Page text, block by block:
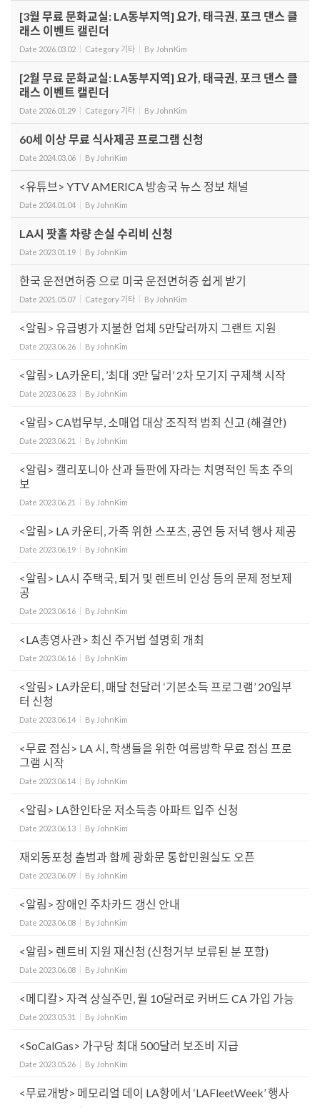
[3월 무료 문화교실: LA동부지역] 요가, 태극권, 포크 댄스 클
래스 이벤트 캘린더
Date 2026.03.02 Category 기타 By JohnKim
[2월 무료 문화교실: LA동부지역] 요가, 태극권, 포크 댄스 클
래스 이벤트 캘린더
Date 2026.01.29 Category 기타 By JohnKim
60세 이상 무료 식사제공 프로그램 신청
Date 2024.03.06 By JohnKim
<유튜브> YTV AMERICA 방송국 뉴스 정보 채널
Date 2024.01.04 By JohnKim
LA시 팟홀 차량 손실 수리비 신청
Date 2023.01.19 By JohnKim
한국 운전면허증 으로 미국 운전면허증 쉽게 받기
Date 2021.05.07 Category 기타 By JohnKim
<알림> 유급병가 지불한 업체 5만달러까지 그랜트 지원
Date 2023.06.26 By JohnKim
<알림> LA카운티, ’최대 3만 달러’ 2차 모기지 구제책 시작
Date 2023.06.23 By JohnKim
<알림> CA법무부, 소매업 대상 조직적 범죄 신고 (해결안)
Date 2023.06.21 By JohnKim
<알림> 캘리포니아 산과 들판에 자라는 치명적인 독초 주의
보
Date 2023.06.21 By JohnKim
<알림> LA 카운티, 가족 위한 스포츠, 공연 등 저녁 행사 제공
Date 2023.06.19 By JohnKim
<알림> LA시 주택국, 퇴거 및 렌트비 인상 등의 문제 정보제
공
Date 2023.06.16 By JohnKim
<LA총영사관> 최신 주거법 설명회 개최
Date 2023.06.16 By JohnKim
<알림> LA카운티, 매달 천달러 ‘기본소득 프로그램’ 20일부
터 신청
Date 2023.06.14 By JohnKim
<무료 점심> LA 시, 학생들을 위한 여름방학 무료 점심 프로
그램 시작
Date 2023.06.14 By JohnKim
<알림> LA한인타운 저소득층 아파트 입주 신청
Date 2023.06.13 By JohnKim
재외동포청 출범과 함께 광화문 통합민원실도 오픈
Date 2023.06.09 By JohnKim
<알림> 장애인 주차카드 갱신 안내
Date 2023.06.08 By JohnKim
<알림> 렌트비 지원 재신청 (신청거부 보류된 분 포함)
Date 2023.06.08 By JohnKim
<메디칼> 자격 상실주민, 월 10달러로 커버드 CA 가입 가능
Date 2023.05.31 By JohnKim
<SoCalGas> 가구당 최대 500달러 보조비 지급
Date 2023.05.26 By JohnKim
<무료개방> 메모리얼 데이 LA항에서 ‘LAFleetWeek’ 행사